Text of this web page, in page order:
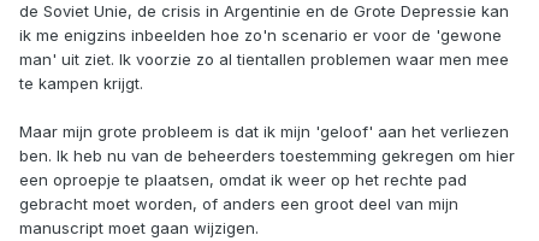
de Soviet Unie, de crisis in Argentinie en de Grote Depressie kan
ik me enigzins inbeelden hoe zo'n scenario er voor de 'gewone
man' uit ziet. Ik voorzie zo al tientallen problemen waar men mee
te kampen krijgt.
Maar mijn grote probleem is dat ik mijn 'geloof' aan het verliezen
ben. Ik heb nu van de beheerders toestemming gekregen om hier
een oproepje te plaatsen, omdat ik weer op het rechte pad
gebracht moet worden, of anders een groot deel van mijn
manuscript moet gaan wijzigen.